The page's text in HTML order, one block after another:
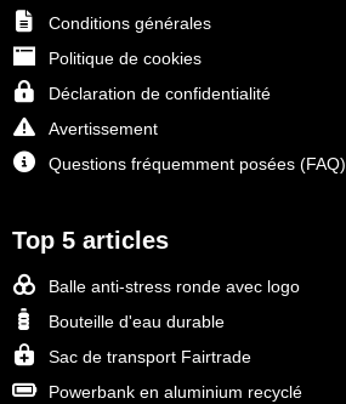
Conditions générales
Politique de cookies
Déclaration de confidentialité
Avertissement
Questions fréquemment posées (FAQ)
Top 5 articles
Balle anti-stress ronde avec logo
Bouteille d'eau durable
Sac de transport Fairtrade
Powerbank en aluminium recyclé